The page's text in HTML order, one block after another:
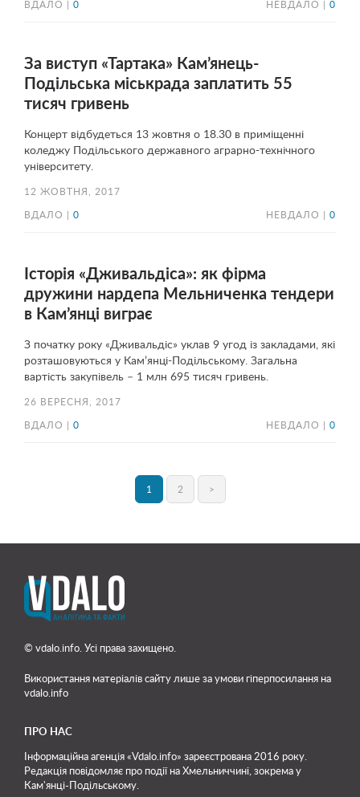
ВДАЛО | 0 НЕВДАЛО | 0
За виступ «Тартака» Кам’янець-
Подільська міськрада заплатить 55
тисяч гривень
Концерт відбудеться 13 жовтня о 18.30 в приміщенні
коледжу Подільського державного аграрно-технічного
університету.
12 ЖОВТНЯ, 2017
ВДАЛО | 0 НЕВДАЛО | 0
Історія «Дживальдіса»: як фірма
дружини нардепа Мельниченка тендери
в Кам’янці виграє
З початку року «Дживальдіс» уклав 9 угод із закладами, які
розташовуються у Кам’янці-Подільському. Загальна
вартість закупівель – 1 млн 695 тисяч гривень.
26 ВЕРЕСНЯ, 2017
ВДАЛО | 0 НЕВДАЛО | 0
1 2 >
© vdalo.info. Усі права захищено.
Використання матеріалів сайту лише за умови гіперпосилання на
vdalo.info
ПРО НАС
Інформаційна агенція «Vdalo.info» зареєстрована 2016 року.
Редакція повідомляє про події на Хмельниччині, зокрема у
Кам'янці-Подільському.